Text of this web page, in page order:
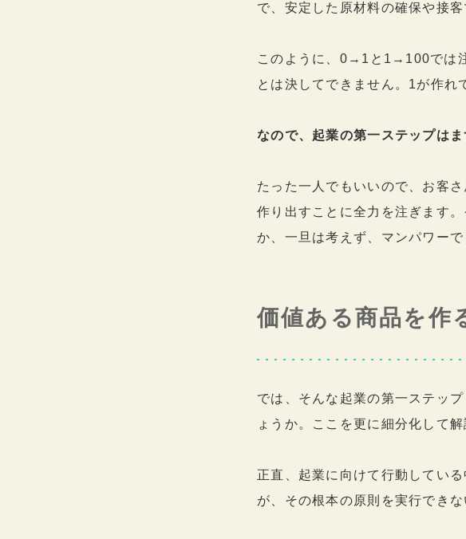
で、安定した原材料の確保や接
このように、0→1と1→100では
とは決してできません。1が作れ
なので、起業の第一ステップは
たった一人でもいいので、お客
作り出すことに全力を注ぎます
か、一旦は考えず、マンパワー
価値ある商品を作
では、そんな起業の第一ステッ
ょうか。ここを更に細分化して解
正直、起業に向けて行動してい
が、その根本の原則を実行でき